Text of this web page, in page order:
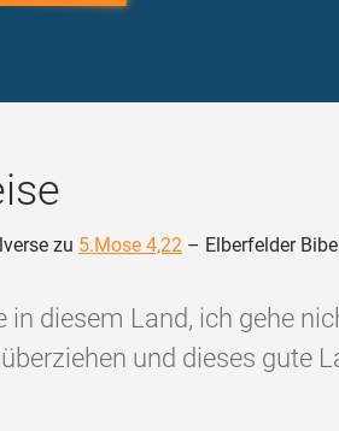
zu 5.Mose 4,22 – Elberfelder
in diesem Land, ich gehe
und dieses gute